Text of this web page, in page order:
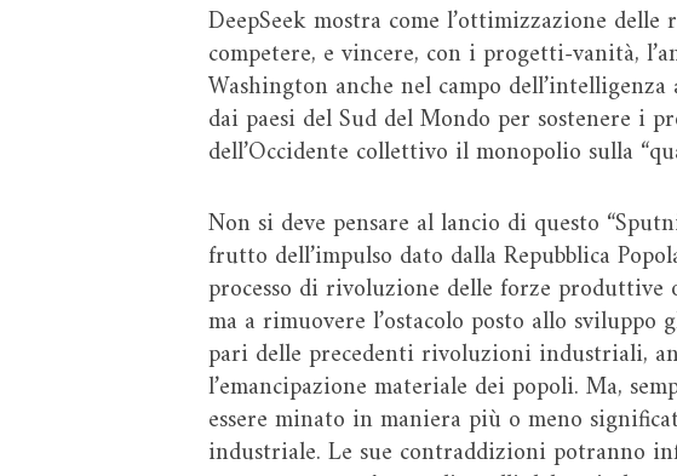
DeepSeek mostra come l’ottimizzazione
competere, e vincere, con i progetti-vanità,
Washington anche nel campo
dai paesi del Sud del Mondo per sostenere i
dell’Occidente collettivo il monopolio sulla
Non si deve pensare al lancio di questo
frutto dell’impulso dato dalla Repubblica
processo di rivoluzione delle forze
ma a rimuovere l’ostacolo posto allo
pari delle precedenti rivoluzioni industriali,
l’emancipazione materiale dei popoli. Ma,
essere minato in maniera più o meno
industriale. Le sue contraddizioni potranno